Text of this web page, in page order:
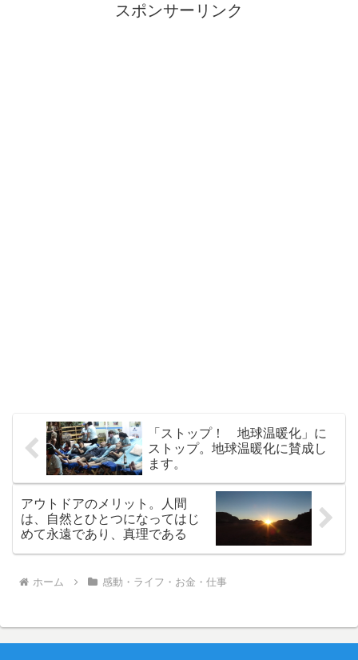
スポンサーリンク
「ストップ！ 地球温暖化」に
ストップ。地球温暖化に賛成し
ます。
アウトドアのメリット。人間
は、自然とひとつになってはじ
めて永遠であり、真理である
ホーム 感動・ライフ・お金・仕事